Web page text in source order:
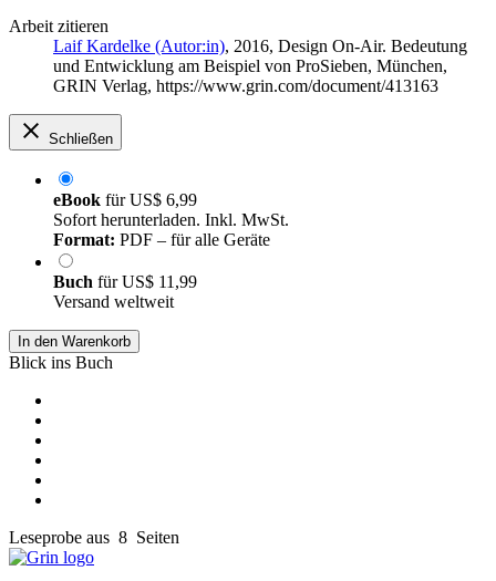
Arbeit zitieren
Laif Kardelke (Autor:in), 2016, Design On-Air. Bedeutung
und Entwicklung am Beispiel von ProSieben, München,
GRIN Verlag, https://www.grin.com/document/413163
Schließen
eBook fürUS$ 6,99
Sofort herunterladen. Inkl. MwSt.
Format: PDF – für alle Geräte
Buch fürUS$ 11,99
Versand weltweit
In den Warenkorb
Blick ins Buch
Leseprobe aus 8 Seiten